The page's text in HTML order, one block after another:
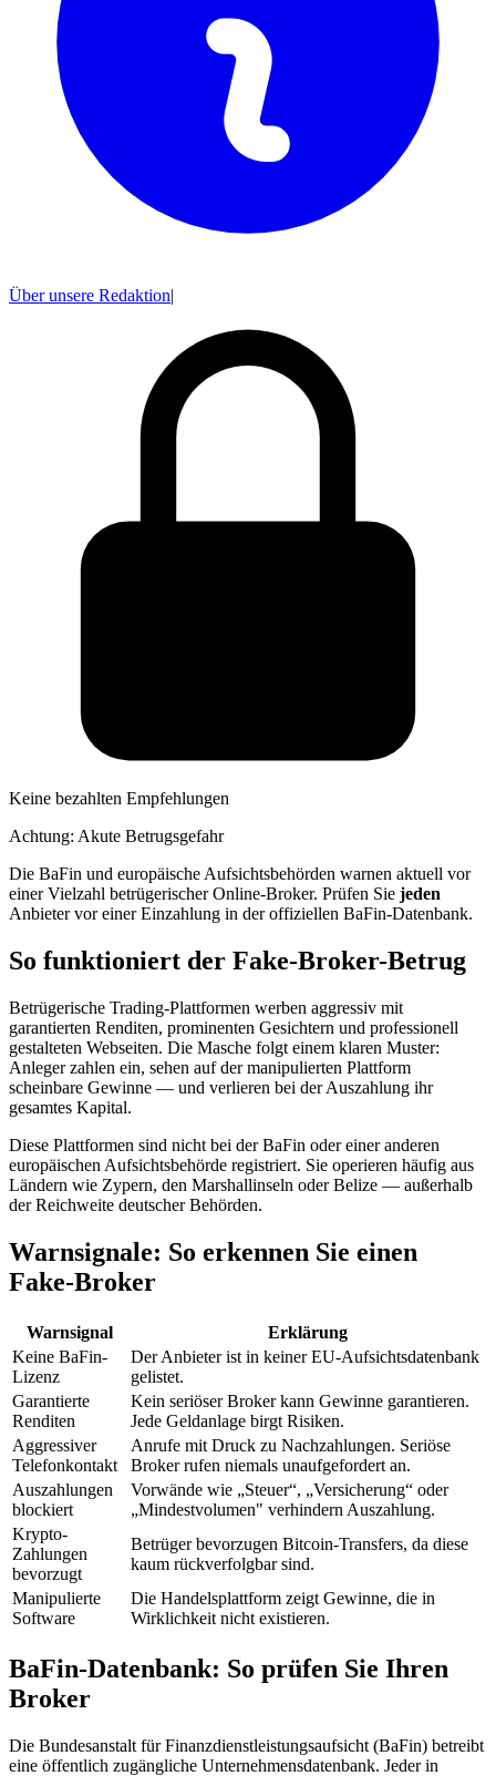
Über unsere Redaktion
Keine bezahlten Empfehlungen
Achtung: Akute Betrugsgefahr
Die BaFin und europäische Aufsichtsbehörden warnen aktuell vor
einer Vielzahl betrügerischer Online-Broker. Prüfen Sie jeden
Anbieter vor einer Einzahlung in der offiziellen BaFin-Datenbank.
So funktioniert der Fake-Broker-Betrug
Betrügerische Trading-Plattformen werben aggressiv mit
garantierten Renditen, prominenten Gesichtern und professionell
gestalteten Webseiten. Die Masche folgt einem klaren Muster:
Anleger zahlen ein, sehen auf der manipulierten Plattform
scheinbare Gewinne — und verlieren bei der Auszahlung ihr
gesamtes Kapital.
Diese Plattformen sind nicht bei der BaFin oder einer anderen
europäischen Aufsichtsbehörde registriert. Sie operieren häufig aus
Ländern wie Zypern, den Marshallinseln oder Belize — außerhalb
der Reichweite deutscher Behörden.
Warnsignale: So erkennen Sie einen
Fake-Broker
Warnsignal
Erklärung
Keine BaFin-
Lizenz
Der Anbieter ist in keiner EU-Aufsichtsdatenbank
gelistet.
Garantierte
Renditen
Kein seriöser Broker kann Gewinne garantieren.
Jede Geldanlage birgt Risiken.
Aggressiver
Telefonkontakt
Anrufe mit Druck zu Nachzahlungen. Seriöse
Broker rufen niemals unaufgefordert an.
Auszahlungen
blockiert
Vorwände wie „Steuer“, „Versicherung“ oder
„Mindestvolumen" verhindern Auszahlung.
Krypto-
Zahlungen
bevorzugt
Betrüger bevorzugen Bitcoin-Transfers, da diese
kaum rückverfolgbar sind.
Manipulierte
Software
Die Handelsplattform zeigt Gewinne, die in
Wirklichkeit nicht existieren.
BaFin-Datenbank: So prüfen Sie Ihren
Broker
Die Bundesanstalt für Finanzdienstleistungsaufsicht (BaFin) betreibt
eine öffentlich zugängliche Unternehmensdatenbank. Jeder in